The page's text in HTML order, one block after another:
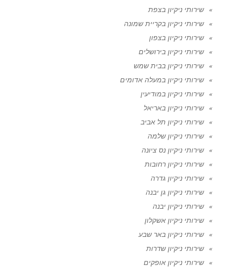
שירותי ניקיון בצפת
שירותי ניקיון בקריית שמונה
שירותי ניקיון בצפון
שירותי ניקיון בירושלים
שירותי ניקיון בבית שמש
שירותי ניקיון במעלה אדומים
שירותי ניקיון במודיעין
שירותי ניקיון באריאל
שירותי ניקיון תל אביב
שירותי ניקיון שלמה
שירותי ניקיון נס ציונה
שירותי ניקיון רחובות
שירותי ניקיון גדרה
שירותי ניקיון גן יבנה
שירותי ניקיון יבנה
שירותי ניקיון אשקלון
שירותי ניקיון באר שבע
שירותי ניקיון שדרות
שירותי ניקיון אופקים